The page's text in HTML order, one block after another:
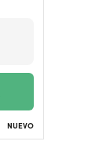
NUEVO